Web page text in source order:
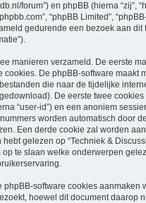
forum”) en phpBB (hierna “zij”,
“phpBB Limited”,
gedurende een bezoek aan dit
manieren verzameld. De eerste
cookies. De phpBB-software maakt
die naar de tijdelijke
De eerste twee cookies
“user-id”) en een anoniem
worden automatisch door
Een derde cookie zal worden
gelezen op “Techniek &
te slaan welke onderwerpen
phpBB-software cookies aanmaken
hoewel dit document daarop